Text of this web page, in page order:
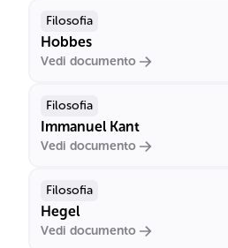
Filosofia
Hobbes
Vedi documento
Filosofia
Immanuel Kant
Vedi documento
Filosofia
Hegel
Vedi documento